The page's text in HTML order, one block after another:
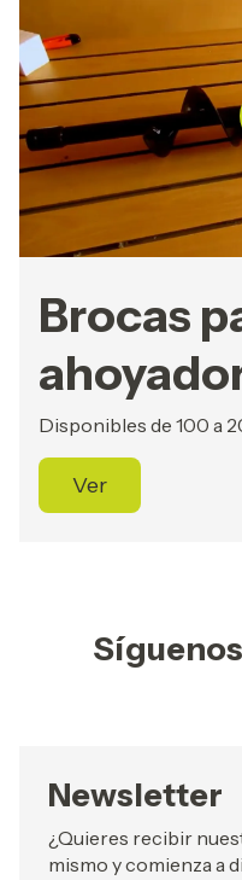
Brocas
Disponibles de 100 a
Ver
Newsletter
¿Quieres recibir
mismo y comienza a